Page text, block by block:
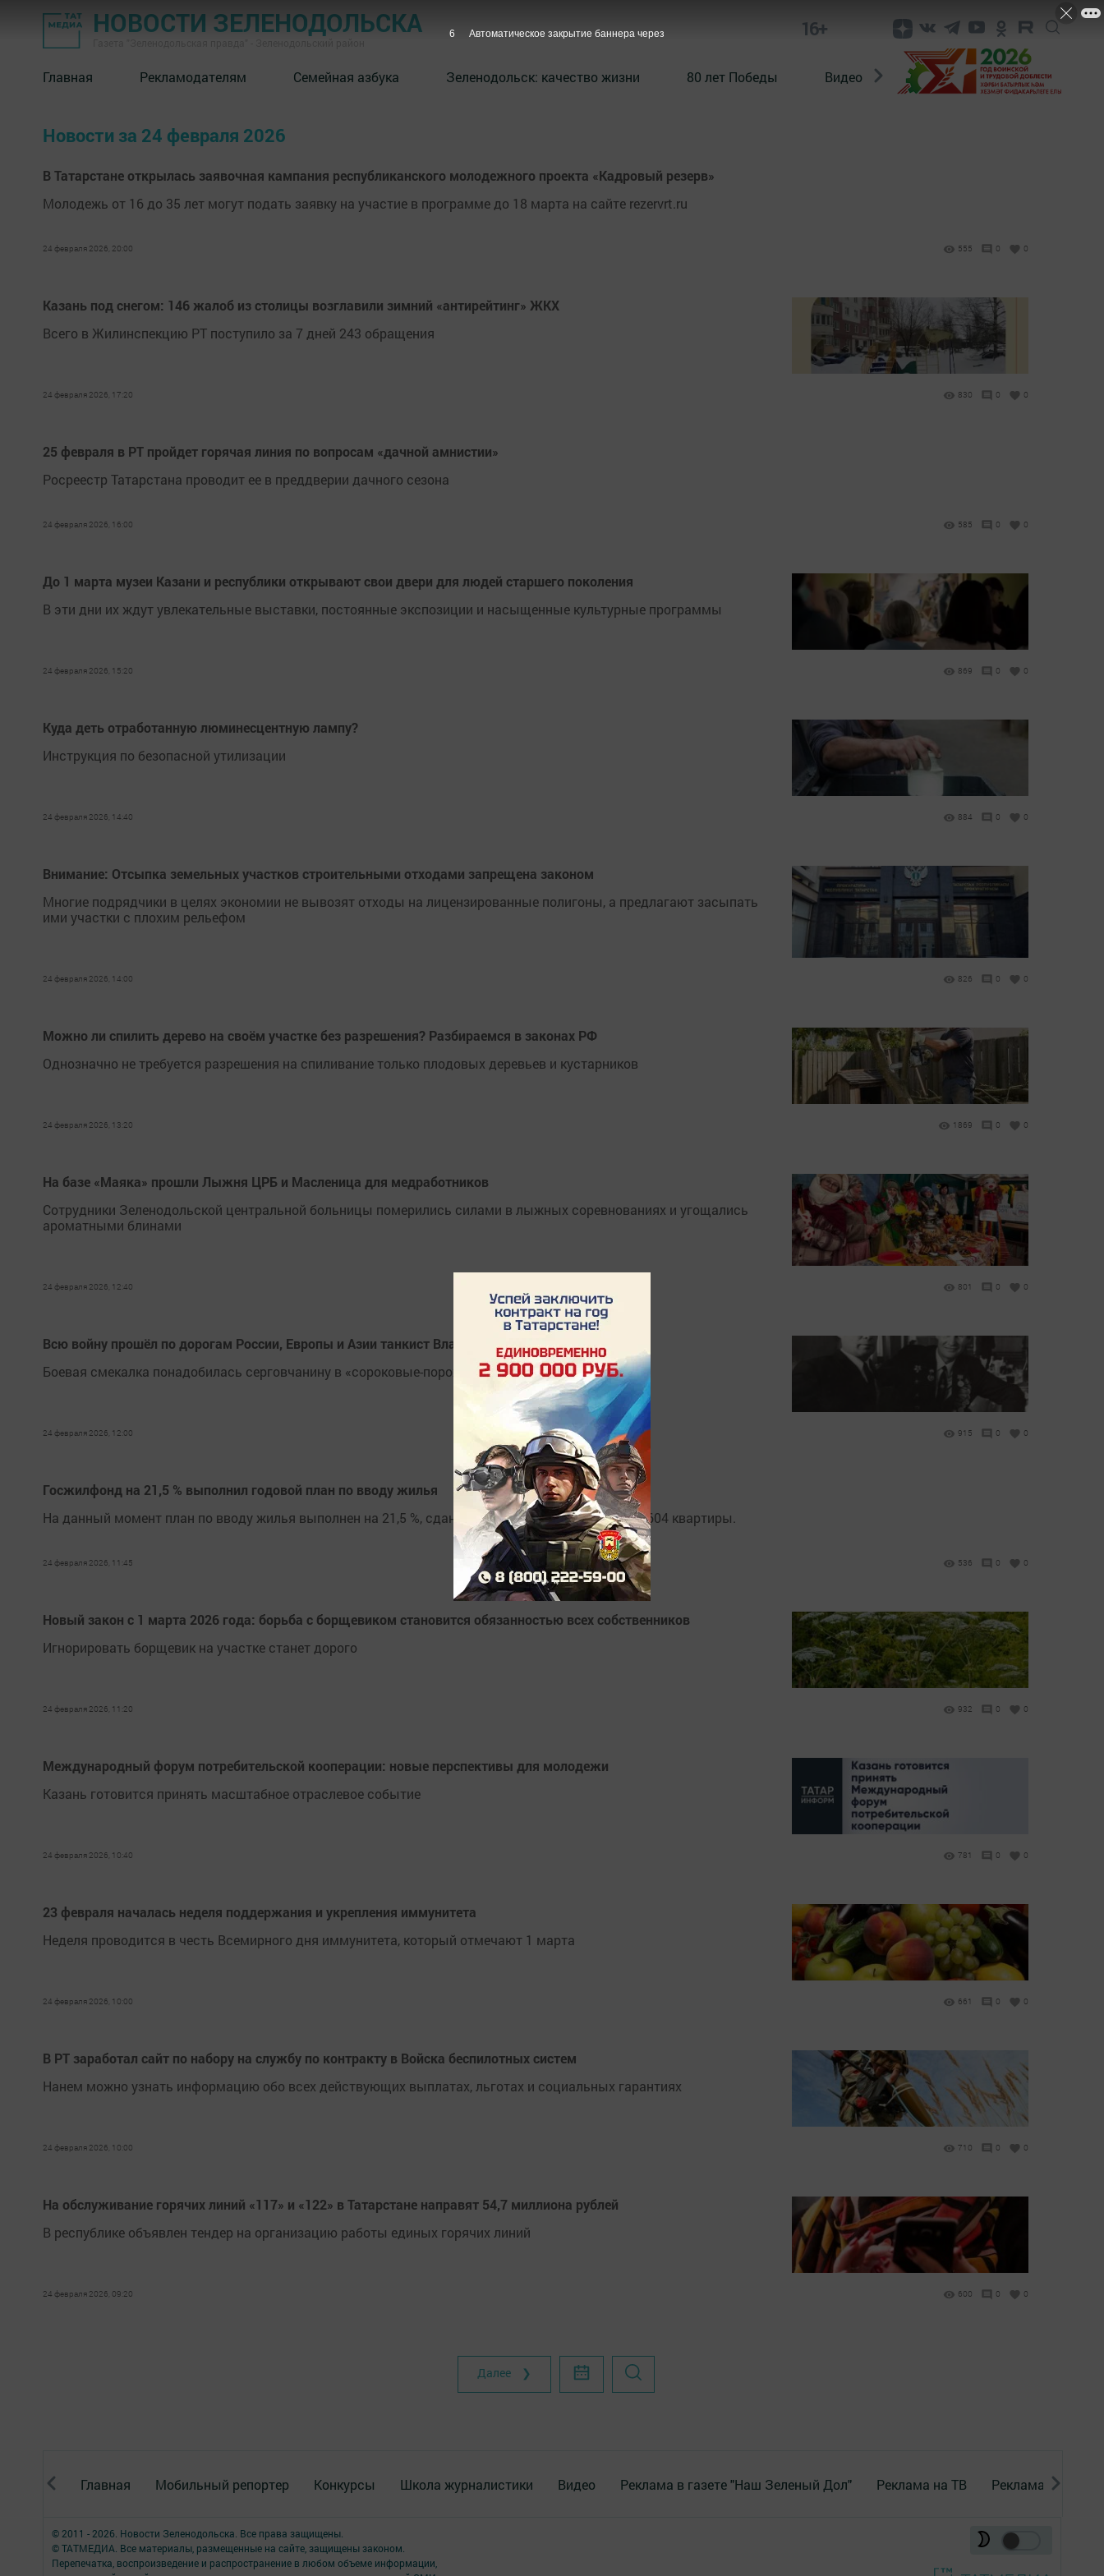
НОВОСТИ ЗЕЛЕНОДОЛЬСКА 16+
Главная Рекламодателям Семейная азбука ⁠Зеленодольск: качество жизни 80 лет Победы Видео Конкурсы ЭтноДети
Новости за 24 февраля 2026
В Татарстане открылась заявочная кампания республиканского молодежного проекта «Кадровый резерв»
Молодежь от 16 до 35 лет могут подать заявку на участие в программе до 18 марта на сайте rezervrt.ru
24 февраля 2026, 20:00 555 0 0
Казань под снегом: 146 жалоб из столицы возглавили зимний «антирейтинг» ЖКХ
Всего в Жилинспекцию РТ поступило за 7 дней 243 обращения
24 февраля 2026, 17:20 830 0 0
25 февраля в РТ пройдет горячая линия по вопросам «дачной амнистии»
Росреестр Татарстана проводит ее в преддверии дачного сезона
24 февраля 2026, 16:00 585 0 0
До 1 марта музеи Казани и республики открывают свои двери для людей старшего поколения
В эти дни их ждут увлекательные выставки, постоянные экспозиции и насыщенные культурные программы
24 февраля 2026, 15:20 869 0 0
Куда деть отработанную люминесцентную лампу?
Инструкция по безопасной утилизации
24 февраля 2026, 14:40 884 0 0
Внимание: Отсыпка земельных участков строительными отходами запрещена законом
Многие подрядчики в целях экономии не вывозят отходы на лицензированные полигоны, а предлагают засыпать
ими участки с плохим рельефом
24 февраля 2026, 14:00 826 0 0
Можно ли спилить дерево на своём участке без разрешения? Разбираемся в законах РФ
Однозначно не требуется разрешения на спиливание только плодовых деревьев и кустарников
24 февраля 2026, 13:20 1869 0 0
На базе «Маяка» прошли Лыжня ЦРБ и Масленица для медработников
Сотрудники Зеленодольской центральной больницы померились силами в лыжных соревнованиях и угощались
ароматными блинами
24 февраля 2026, 12:40 801 0 0
Всю войну прошёл по дорогам России, Европы и Азии танкист Владимир Рахимов
Боевая смекалка понадобилась серговчанину в «сороковые-пороховые»
24 февраля 2026, 12:00 915 0 0
Госжилфонд на 21,5 % выполнил годовой план по вводу жилья
На данный момент план по вводу жилья выполнен на 21,5 %, сданы в эксплуатацию 7 домов на 604 квартиры.
24 февраля 2026, 11:45 536 0 0
Новый закон с 1 марта 2026 года: борьба с борщевиком становится обязанностью всех собственников
Игнорировать борщевик на участке станет дорого
24 февраля 2026, 11:20 932 0 0
Международный форум потребительской кооперации: новые перспективы для молодежи
Казань готовится принять масштабное отраслевое событие
24 февраля 2026, 10:40 781 0 0
23 февраля началась неделя поддержания и укрепления иммунитета
Неделя проводится в честь Всемирного дня иммунитета, который отмечают 1 марта
24 февраля 2026, 10:00 661 0 0
В РТ заработал сайт по набору на службу по контракту в Войска беспилотных систем
Нанем можно узнать информацию обо всех действующих выплатах, льготах и социальных гарантиях
24 февраля 2026, 10:00 710 0 0
На обслуживание горячих линий «117» и «122» в Татарстане направят 54,7 миллиона рублей
В республике объявлен тендер на организацию работы единых горячих линий
24 февраля 2026, 09:20 600 0 0
Далее ❯
Главная Мобильный репортер Конкурсы Школа журналистики Видео Реклама в газете "Наш Зеленый Дол" Реклама на ТВ Реклама в
© 2011 - 2026. Новости Зеленодольска. Все права защищены.
© ТАТМЕДИА. Все материалы, размещенные на сайте, защищены законом.
Перепечатка, воспроизведение и распространение в любом объеме информации,
5 Автоматическое закрытие баннера через